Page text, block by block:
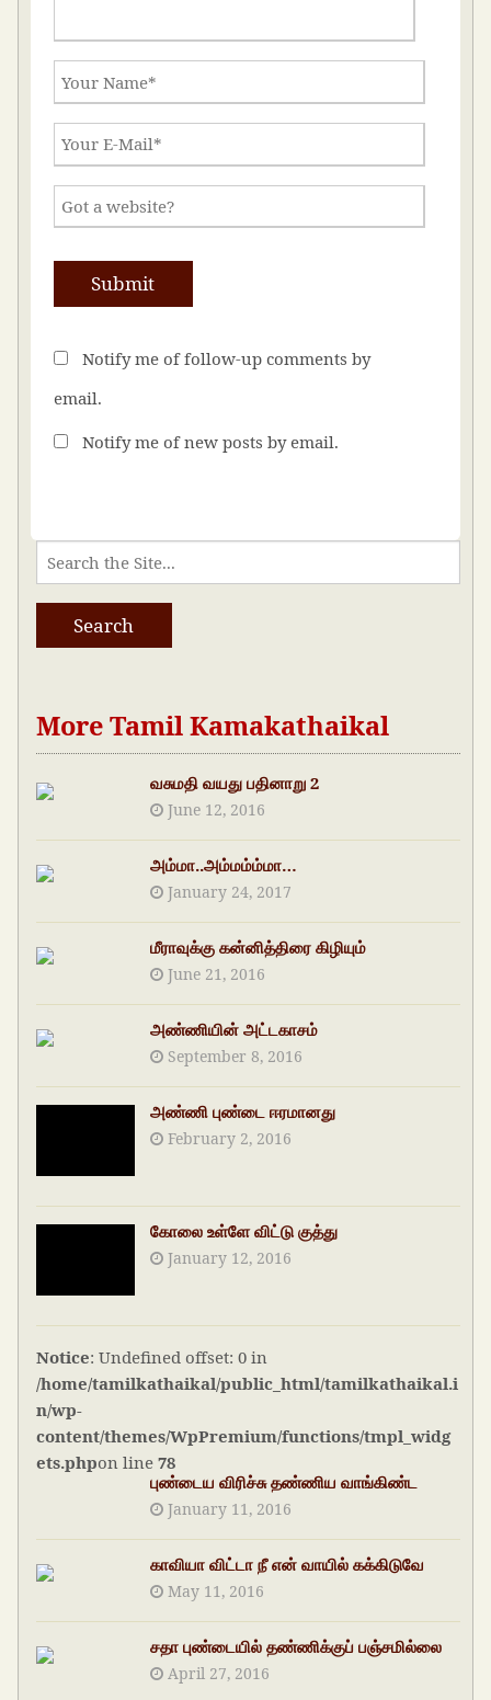
Notify me of follow-up comments by
email.
Notify me of new posts by email.
More Tamil Kamakathaikal
வசுமதி வயது பதினாறு 2
June 12, 2016
அம்மா..அம்மம்ம்மா…
January 24, 2017
மீராவுக்கு கன்னித்திரை கிழியும்
June 21, 2016
அண்ணியின் அட்டகாசம்
September 8, 2016
அண்ணி புண்டை ஈரமானது
February 2, 2016
கோலை உள்ளே விட்டு குத்து
January 12, 2016
Notice: Undefined offset: 0 in
/home/tamilkathaikal/public_html/tamilkathaikal.i
n/wp-
content/themes/WpPremium/functions/tmpl_widg
ets.phpon line78
புண்டைய விரிச்சு தண்ணிய வாங்கிண்ட
January 11, 2016
காவியா விட்டா நீ என் வாயில் கக்கிடுவே
May 11, 2016
சதா புண்டையில் தண்ணிக்குப் பஞ்சமில்லை
April 27, 2016